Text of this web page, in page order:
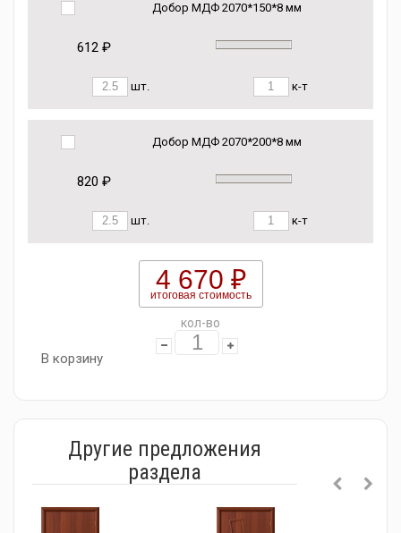
Добор МДФ 2070*150*8 мм
612 ₽
шт. к-т
Добор МДФ 2070*200*8 мм
820 ₽
шт. к-т
4 670 ₽
итоговая стоимость
кол-во
В корзину
Другие предложения
раздела